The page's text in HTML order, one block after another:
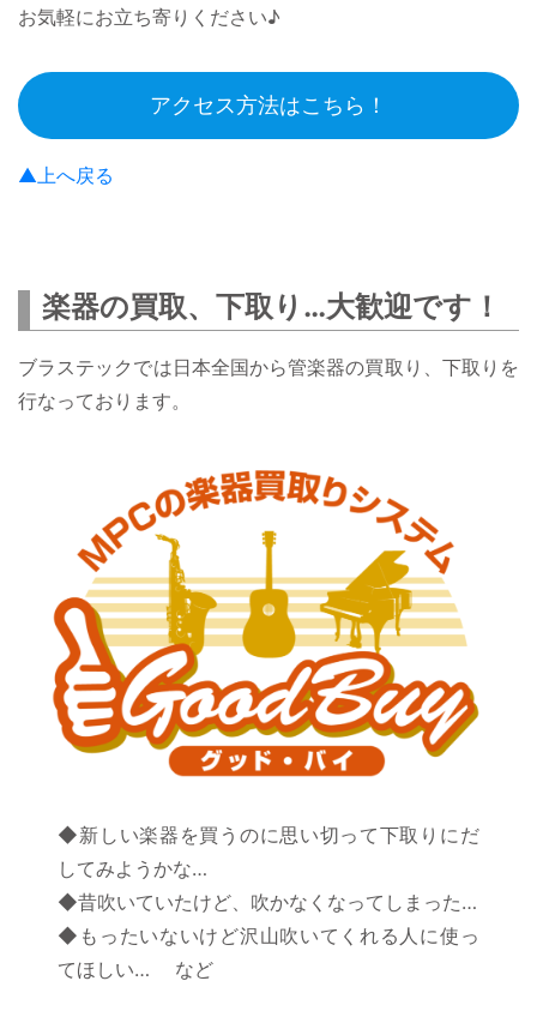
お気軽にお立ち寄りください♪
アクセス方法はこちら！
▲上へ戻る
楽器の買取、下取り…大歓迎です！
ブラステックでは日本全国から管楽器の買取り、下取りを
行なっております。
◆新しい楽器を買うのに思い切って下取りにだ
してみようかな…
◆昔吹いていたけど、吹かなくなってしまった…
◆もったいないけど沢山吹いてくれる人に使っ
てほしい… など